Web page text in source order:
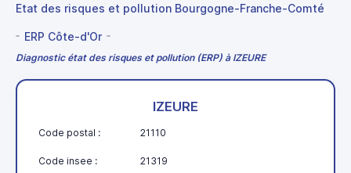
Etat des risques et pollution Bourgogne-Franche-Comté
ERP Côte-d'Or
Diagnostic état des risques et pollution (ERP) à IZEURE
IZEURE
Code postal : 21110
Code insee : 21319